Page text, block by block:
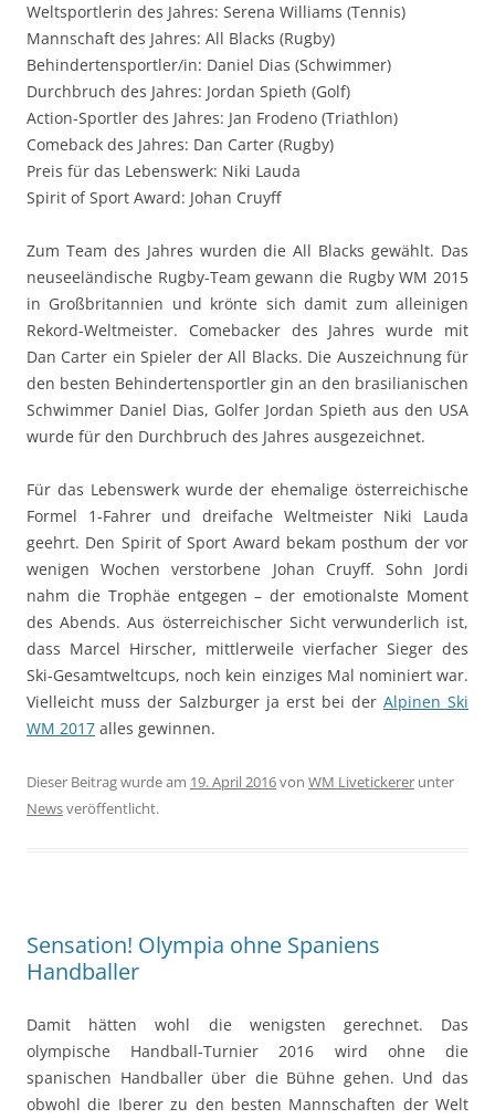
Weltsportlerin des Jahres: Serena Williams (Tennis)
Mannschaft des Jahres: All Blacks (Rugby)
Behindertensportler/in: Daniel Dias (Schwimmer)
Durchbruch des Jahres: Jordan Spieth (Golf)
Action-Sportler des Jahres: Jan Frodeno (Triathlon)
Comeback des Jahres: Dan Carter (Rugby)
Preis für das Lebenswerk: Niki Lauda
Spirit of Sport Award: Johan Cruyff
Zum Team des Jahres wurden die All Blacks gewählt. Das
neuseeländische Rugby-Team gewann die Rugby WM 2015
in Großbritannien und krönte sich damit zum alleinigen
Rekord-Weltmeister. Comebacker des Jahres wurde mit
Dan Carter ein Spieler der All Blacks. Die Auszeichnung für
den besten Behindertensportler gin an den brasilianischen
Schwimmer Daniel Dias, Golfer Jordan Spieth aus den USA
wurde für den Durchbruch des Jahres ausgezeichnet.
Für das Lebenswerk wurde der ehemalige österreichische
Formel 1-Fahrer und dreifache Weltmeister Niki Lauda
geehrt. Den Spirit of Sport Award bekam posthum der vor
wenigen Wochen verstorbene Johan Cruyff. Sohn Jordi
nahm die Trophäe entgegen – der emotionalste Moment
des Abends. Aus österreichischer Sicht verwunderlich ist,
dass Marcel Hirscher, mittlerweile vierfacher Sieger des
Ski-Gesamtweltcups, noch kein einziges Mal nominiert war.
Vielleicht muss der Salzburger ja erst bei der Alpinen Ski
WM 2017 alles gewinnen.
Dieser Beitrag wurde am 19. April 2016von WM Livetickerer unter
Newsveröffentlicht.
Sensation! Olympia ohne Spaniens
Handballer
Damit hätten wohl die wenigsten gerechnet. Das
olympische Handball-Turnier 2016 wird ohne die
spanischen Handballer über die Bühne gehen. Und das
obwohl die Iberer zu den besten Mannschaften der Welt